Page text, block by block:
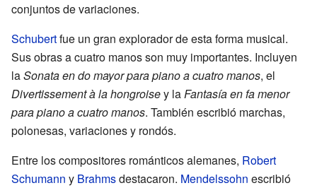
conjuntos de variaciones.
Schubertfue un gran explorador de esta forma musical.
Sus obras a cuatro manos son muy importantes. Incluyen
laSonata en do mayor para piano a cuatro manos, el
Divertissement à la hongroisey laFantasía en fa menor
para piano a cuatro manos. También escribió marchas,
polonesas, variaciones y rondós.
Entre los compositores románticos alemanes, Robert
Schumann y Brahmsdestacaron. Mendelssohn escribió